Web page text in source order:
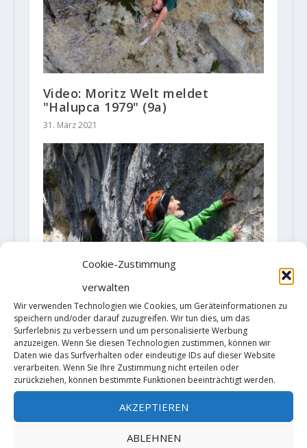
Cookie-Zustimmung
verwalten
Wir verwenden Technologien wie Cookies, um Geräteinformationen zu
speichern und/oder darauf zuzugreifen. Wir tun dies, um das
Surferlebnis zu verbessern und um personalisierte Werbung
anzuzeigen. Wenn Sie diesen Technologien zustimmen, können wir
Daten wie das Surfverhalten oder eindeutige IDs auf dieser Website
verarbeiten. Wenn Sie Ihre Zustimmung nicht erteilen oder
zurückziehen, können bestimmte Funktionen beeinträchtigt werden.
AKZEPTIEREN
ABLEHNEN
Video: Moritz Welt meldet
"Halupca 1979" (9a)
31. März 2021